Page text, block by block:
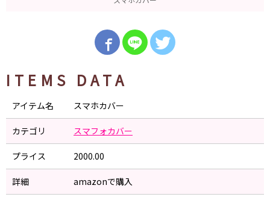
ITEMS DATA
アイテム名 スマホカバー
カテゴリ スマフォカバー
プライス 2000.00
詳細 amazonで購入